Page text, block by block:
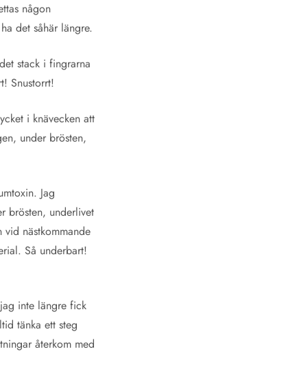
någon
det såhär längre.
stack i fingrarna
Snustorrt!
i knävecken att
under brösten,
Jag
brösten, underlivet
nästkommande
Så underbart!
inte längre fick
tänka ett steg
återkom med